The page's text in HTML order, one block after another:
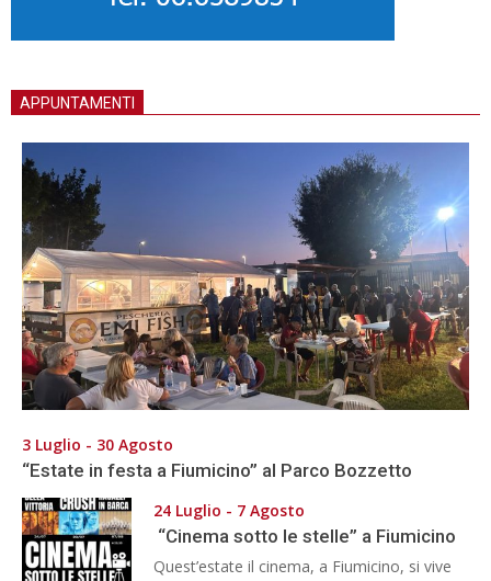
APPUNTAMENTI
3 Luglio - 30 Agosto
“Estate in festa a Fiumicino” al Parco Bozzetto
24 Luglio - 7 Agosto
“Cinema sotto le stelle” a Fiumicino
Quest’estate il cinema, a Fiumicino, si vive